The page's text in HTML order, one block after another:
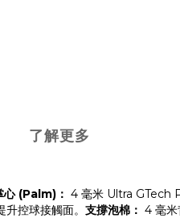
了解更多
心 (Palm)： 4 毫米 Ultra GTech
控球接觸面。 支撐泡棉： 4 毫米